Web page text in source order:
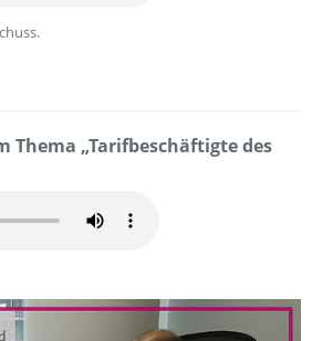
Thema „Tarifbeschäftigte des